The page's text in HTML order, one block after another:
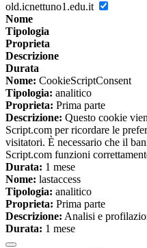
old.icnettuno1.edu.it
Nome
Tipologia
Proprieta
Descrizione
Durata
Nome: CookieScriptConsent
Tipologia: analitico
Proprieta: Prima parte
Descrizione: Questo cookie
Script.com per ricordare le
visitatori. È necessario che il
Script.com funzioni
Durata: 1 mese
Nome: lastaccess
Tipologia: analitico
Proprieta: Prima parte
Descrizione: Analisi e
Durata: 1 mese